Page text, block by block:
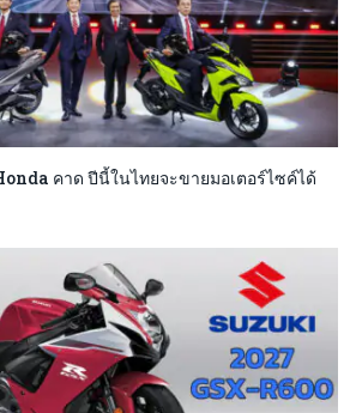
คาด ปีนี้ในไทยจะขายมอเตอร์ไซค์ได้